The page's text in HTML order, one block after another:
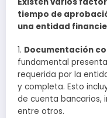
tiempo de
una entidad
1. Documentación
fundamental
requerida por la
y completa. Esto
de cuenta bancarios,
entre otros.